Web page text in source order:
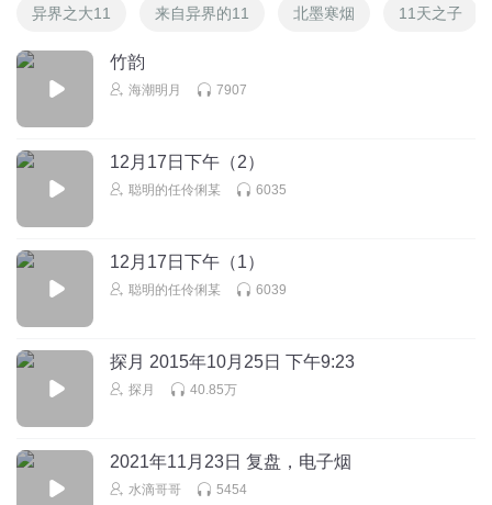
异界之大11 来自异界的11 北墨寒烟 11天之子
竹韵
海潮明月 7907
12月17日下午（2）
聪明的任伶俐某 6035
12月17日下午（1）
聪明的任伶俐某 6039
探月 2015年10月25日 下午9:23
探月 40.85万
2021年11月23日 复盘，电子烟
水滴哥哥 5454